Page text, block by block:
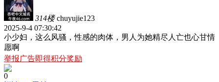
314楼 chuyujie123
2025-9-4 07:30:42
小少妇，这么风骚，性感的肉体，男人为她精尽人亡也心甘情
愿啊
举报广告即得积分奖励
0